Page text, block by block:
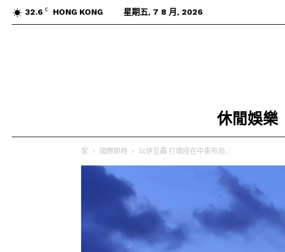
32.6 C HONG KONG 星期五, 7 8 月, 2026
休閒娛樂
家 國際即時 以伊互轟 打壞陸在中東布局...